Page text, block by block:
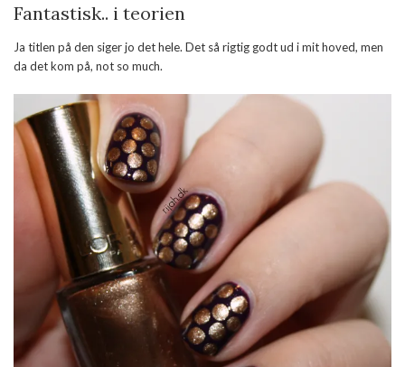
Fantastisk.. i teorien
Ja titlen på den siger jo det hele. Det så rigtig godt ud i mit hoved, men
da det kom på, not so much.